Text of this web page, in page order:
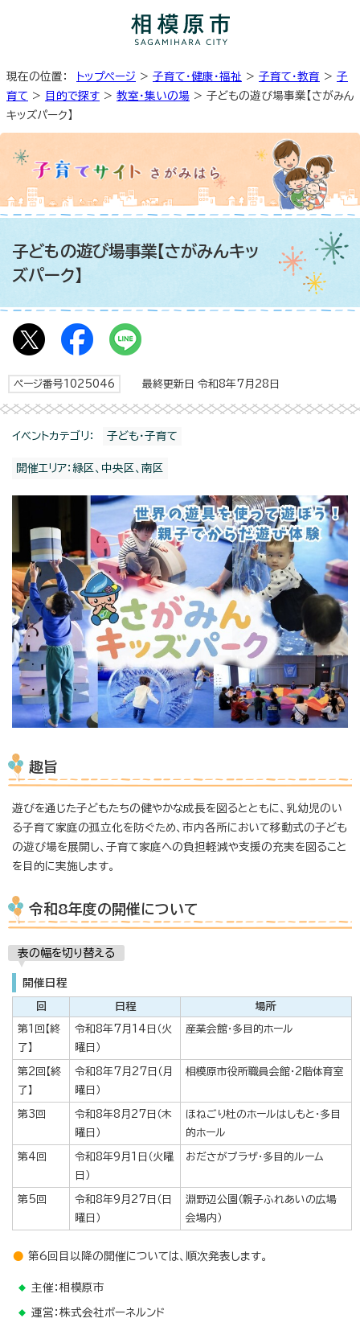
現在の位置： トップページ > 子育て・健康・福祉 > 子育て・教育 > 子
育て > 目的で探す > 教室・集いの場 > 子どもの遊び場事業【さがみん
キッズパーク】
子どもの遊び場事業【さがみんキッ
ズパーク】
ページ番号1025046 最終更新日 令和8年7月28日
イベントカテゴリ： 子ども・子育て
開催エリア：緑区、中央区、南区
趣旨
遊びを通じた子どもたちの健やかな成長を図るとともに、乳幼児のい
る子育て家庭の孤立化を防ぐため、市内各所において移動式の子ども
の遊び場を展開し、子育て家庭への負担軽減や支援の充実を図ること
を目的に実施します。
令和8年度の開催について
表の幅を切り替える
開催日程
回 日程 場所
第1回【終
了】
令和8年7月14日（火
曜日）
産業会館・多目的ホール
第2回【終
了】
令和8年7月27日（月
曜日）
相模原市役所職員会館・2階体育室
第3回
令和8年8月27日（木
曜日）
ほねごり杜のホールはしもと・多目
的ホール
第4回
令和8年9月1日（火曜
日）
おださがプラザ・多目的ルーム
第5回
令和8年9月27日（日
曜日）
淵野辺公園（親子ふれあいの広場
会場内）
第6回目以降の開催については、順次発表します。
主催：相模原市
運営：株式会社ボーネルンド